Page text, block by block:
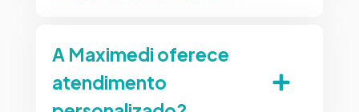
A Maximedi oferece
atendimento